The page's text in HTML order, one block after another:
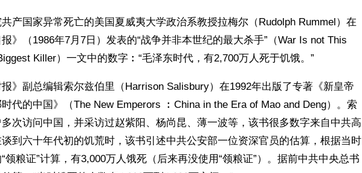
产国家异常死亡的美国夏威夷大学政治系教授拉梅尔（Rudolph Rummel）在
报》（1986年7月7日）发表的“战争并非本世纪的最大杀手”（War Is not This
Killer）一文中的数字︰“毛泽东时代，有2,700万人死于饥饿。”
》副总编辑索尔兹伯里（Harrison Salisbury）在1992年出版了专著《新皇帝
代的中国》（The New Emperors ︰China in the Era of Mao and Deng）。索
次访问中国，并采访过赵紫阳、杨尚昆、薄一波等，该书很多数字来自中共高
到六十年代初的饥荒时，该书引述中共公安部一位资深官员的估算，根据当时
领粮证”计算，有3,000万人饿死（后来再没使用“领粮证”）。据前中共中央总书